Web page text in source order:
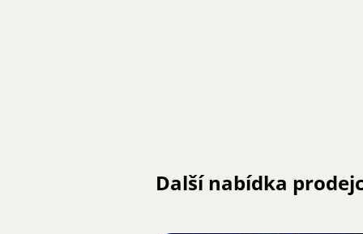
Další nabídka